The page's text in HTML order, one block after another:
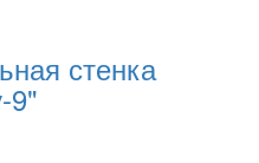
стенка
9"